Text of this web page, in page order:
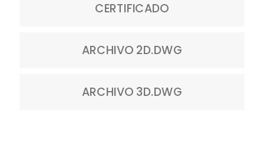
CERTIFICADO
ARCHIVO 2D.DWG
ARCHIVO 3D.DWG